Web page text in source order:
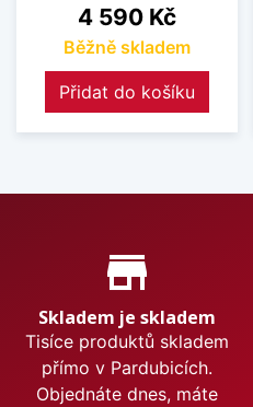
Cena
4 590 Kč
Běžně skladem
Přidat do košíku
Proč nakupovat u nás?
store_mall_directory
Skladem je skladem
Tisíce produktů skladem
přímo v Pardubicích.
Objednáte dnes, máte